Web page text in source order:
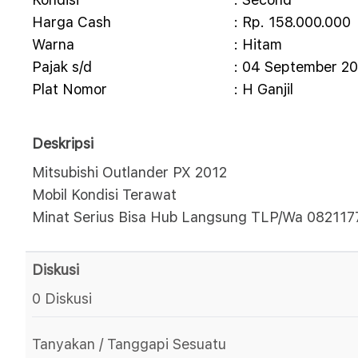
Harga Cash
: Rp. 158.000.000
Warna
: Hitam
Pajak s/d
: 04 September
Plat Nomor
: H Ganjil
Deskripsi
Mitsubishi Outlander PX 2012
Mobil Kondisi Terawat
Minat Serius Bisa Hub Langsung TLP/Wa
Diskusi
0 Diskusi
Tanyakan / Tanggapi Sesuatu